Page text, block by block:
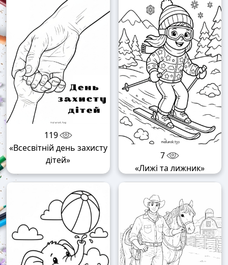
119
«Всесвітній день захисту
дітей»
7
«Лижі та лижник»